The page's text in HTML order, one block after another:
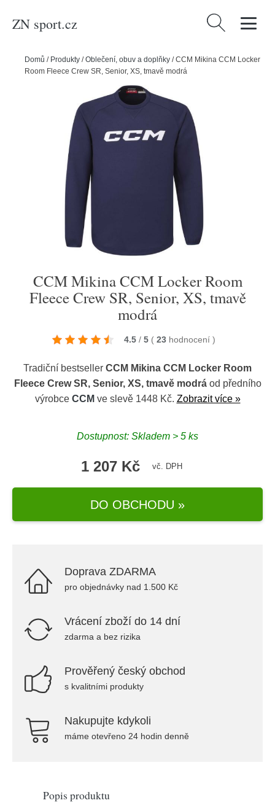
ZN sport.cz Vyhledávání
Domů / Produkty /Oblečení, obuv a doplňky /CCM Mikina CCM Locker
Room Fleece Crew SR, Senior, XS, tmavě modrá
CCM Mikina CCM Locker Room
Fleece Crew SR, Senior, XS, tmavě
modrá
4.5 / 5 ( 23 hodnocení )
Tradiční bestseller CCM Mikina CCM Locker Room
Fleece Crew SR, Senior, XS, tmavě modráod předního
výrobce CCM ve slevě 1448 Kč. Zobrazit více »
Dostupnost: Skladem > 5 ks
1 207 Kč vč. DPH
DO OBCHODU »
Doprava ZDARMA
pro objednávky nad 1.500 Kč
Vrácení zboží do 14 dní
zdarma a bez rizika
Prověřený český obchod
s kvalitními produkty
Nakupujte kdykoli
máme otevřeno 24 hodin denně
Popis produktu